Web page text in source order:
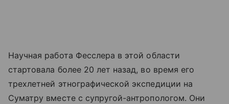
Научная работа Фесслера в этой области
стартовала более 20 лет назад, во время его
трехлетней этнографической экспедиции на
Суматру вместе с супругой-антропологом. Они